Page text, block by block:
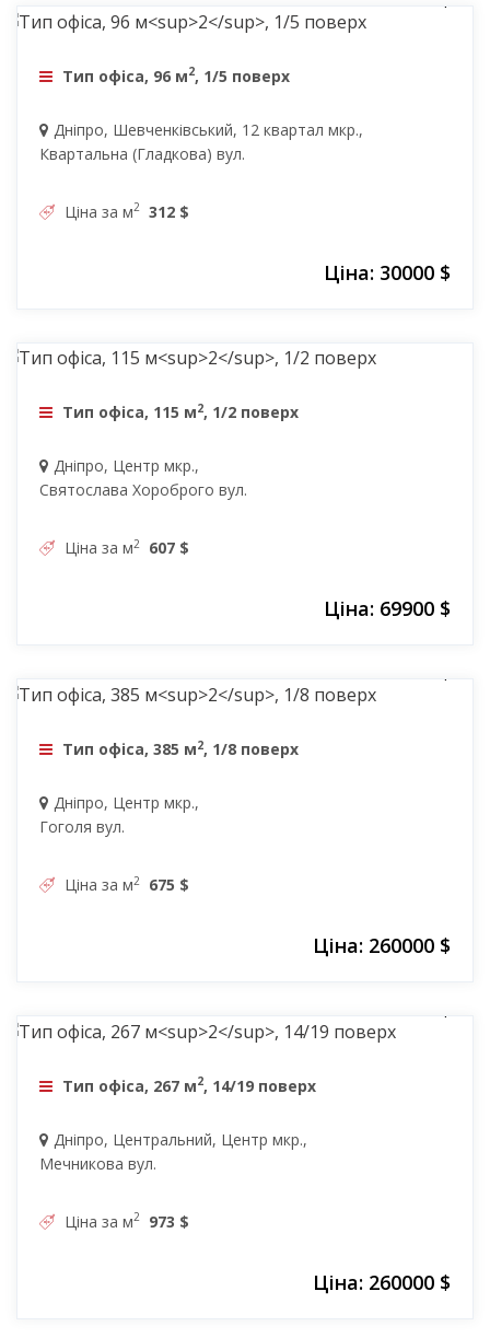
Ціна: 30000 $
Тип офіса, 96 м2, 1/5 поверх
Дніпро, Шевченківський, 12 квартал мкр.,
Квартальна (Гладкова) вул.
Ціна за м2 312 $
Ціна: 69900 $
Тип офіса, 115 м2, 1/2 поверх
Дніпро, Центр мкр.,
Святослава Хороброго вул.
Ціна за м2 607 $
Ціна: 260000 $
Тип офіса, 385 м2, 1/8 поверх
Дніпро, Центр мкр.,
Гоголя вул.
Ціна за м2 675 $
Ціна: 260000 $
Тип офіса, 267 м2, 14/19 поверх
Дніпро, Центральний, Центр мкр.,
Мечникова вул.
Ціна за м2 973 $